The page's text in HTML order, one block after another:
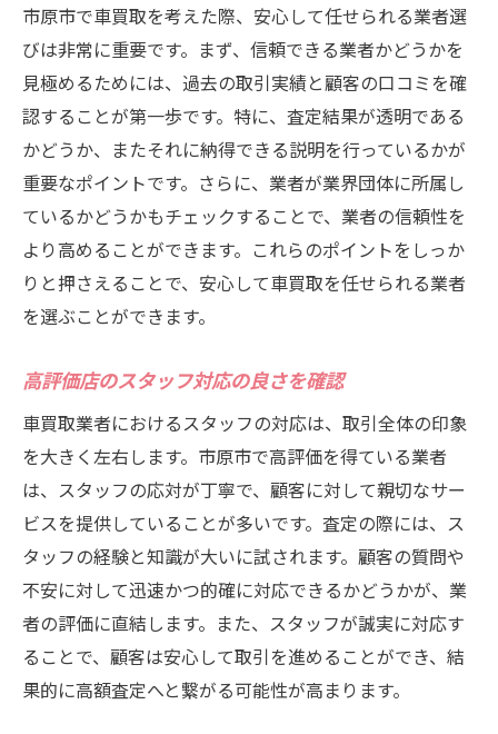
市原市で車買取を考えた際、安心して任せられる業者選
びは非常に重要です。まず、信頼できる業者かどうかを
見極めるためには、過去の取引実績と顧客の口コミを確
認することが第一歩です。特に、査定結果が透明である
かどうか、またそれに納得できる説明を行っているかが
重要なポイントです。さらに、業者が業界団体に所属し
ているかどうかもチェックすることで、業者の信頼性を
より高めることができます。これらのポイントをしっか
りと押さえることで、安心して車買取を任せられる業者
を選ぶことができます。
高評価店のスタッフ対応の良さを確認
車買取業者におけるスタッフの対応は、取引全体の印象
を大きく左右します。市原市で高評価を得ている業者
は、スタッフの応対が丁寧で、顧客に対して親切なサー
ビスを提供していることが多いです。査定の際には、ス
タッフの経験と知識が大いに試されます。顧客の質問や
不安に対して迅速かつ的確に対応できるかどうかが、業
者の評価に直結します。また、スタッフが誠実に対応す
ることで、顧客は安心して取引を進めることができ、結
果的に高額査定へと繋がる可能性が高まります。